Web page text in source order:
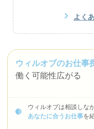
よく
ウィルオブのお仕事
働く可能性広がる
ウィルオブは相談しな
あなたに合うお仕事を